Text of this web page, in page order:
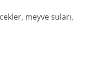
meyve suları,